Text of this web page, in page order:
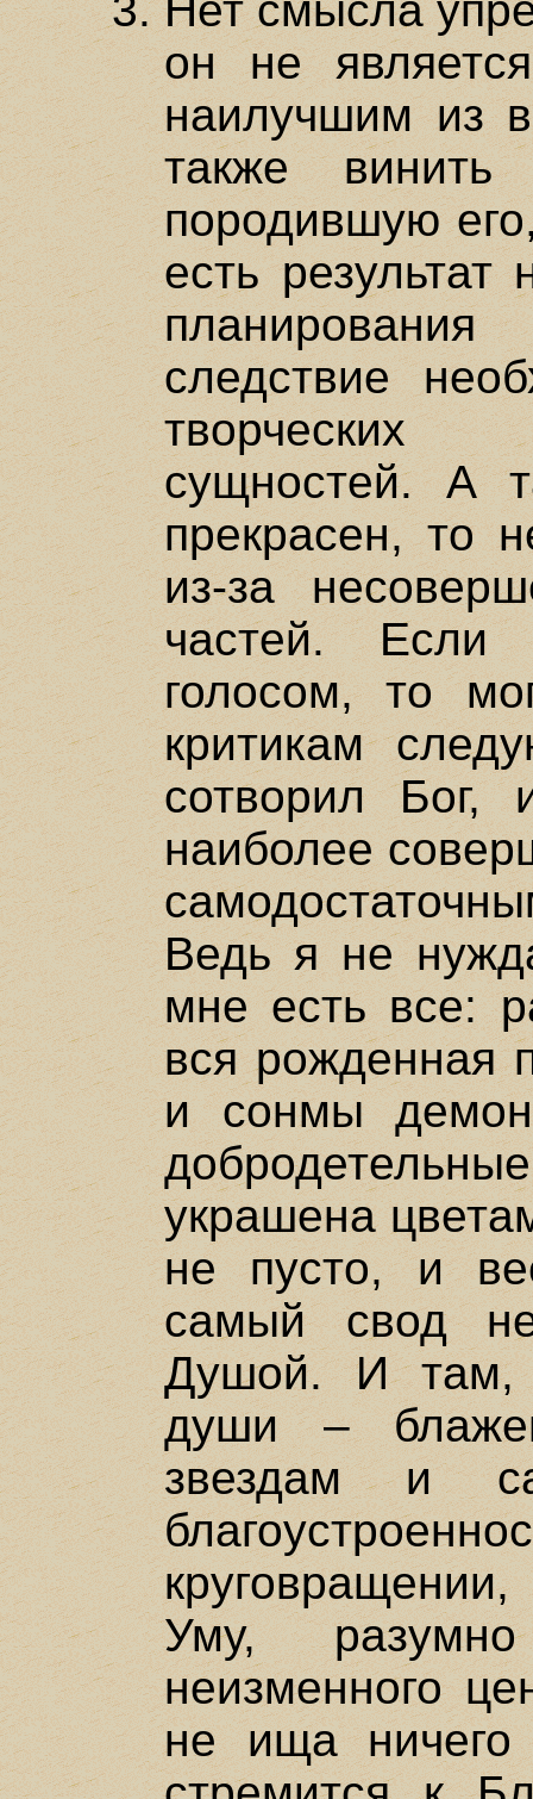
Нет смысла
он не
наилучшим из
также
породившую
есть результат
следствие
сущностей. А
прекрасен, то
из-за
частей.
голосом, то
критикам
сотворил Бог,
наиболее
Ведь я не
мне есть все:
вся рожденная
и сонмы
украшена
не пусто, и
самый свод
Душой. И там,
души –
звездам и
Уму,
неизменного
не ища